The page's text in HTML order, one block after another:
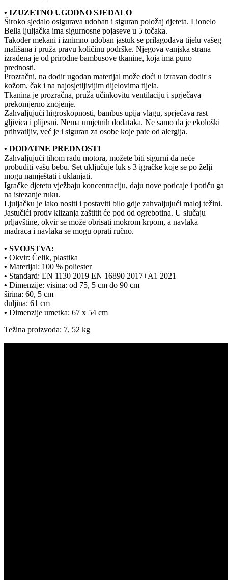
• IZUZETNO UGODNO SJEDALO
Široko sjedalo osigurava udoban i siguran položaj djeteta. Lionelo
Bella ljuljačka ima sigurnosne pojaseve u 5 točaka.
Također mekani i iznimno udoban jastuk se prilagođava tijelu vašeg
mališana i pruža pravu količinu podrške. Njegova vanjska strana
izrađena je od prirodne bambusove tkanine, koja ima puno
prednosti.
Prozračni, na dodir ugodan materijal može doći u izravan dodir s
kožom, čak i na najosjetljivijim dijelovima tijela.
Tkanina je prozračna, pruža učinkovitu ventilaciju i sprječava
prekomjerno znojenje.
Zahvaljujući higroskopnosti, bambus upija vlagu, sprječava rast
gljivica i plijesni. Nema umjetnih dodataka. Ne samo da je ekološki
prihvatljiv, već je i siguran za osobe koje pate od alergija.
• DODATNE PREDNOSTI
Zahvaljujući tihom radu motora, možete biti sigurni da neće
probuditi vašu bebu. Set uključuje luk s 3 igračke koje se po želji
mogu namještati i uklanjati.
Igračke djetetu vježbaju koncentraciju, daju nove poticaje i potiču ga
na istezanje ruku.
Ljuljačku je lako nositi i postaviti bilo gdje zahvaljujući maloj težini.
Jastučići protiv klizanja zaštitit će pod od ogrebotina. U slučaju
prljavštine, okvir se može obrisati mokrom krpom, a navlaka
madraca i navlaka se mogu oprati ručno.
• SVOJSTVA:
• Okvir: Čelik, plastika
• Materijal: 100 % poliester
• Standard: EN 1130 2019 EN 16890 2017+A1 2021
• Dimenzije: visina: od 75, 5 cm do 90 cm
širina: 60, 5 cm
duljina: 61 cm
• Dimenzije umetka: 67 x 54 cm
Težina proizvoda: 7, 52 kg